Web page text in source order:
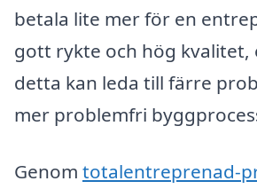
betala lite mer för en
gott rykte och hög kvalitet,
detta kan leda till färre
mer problemfri
Genom totalentreprenad-